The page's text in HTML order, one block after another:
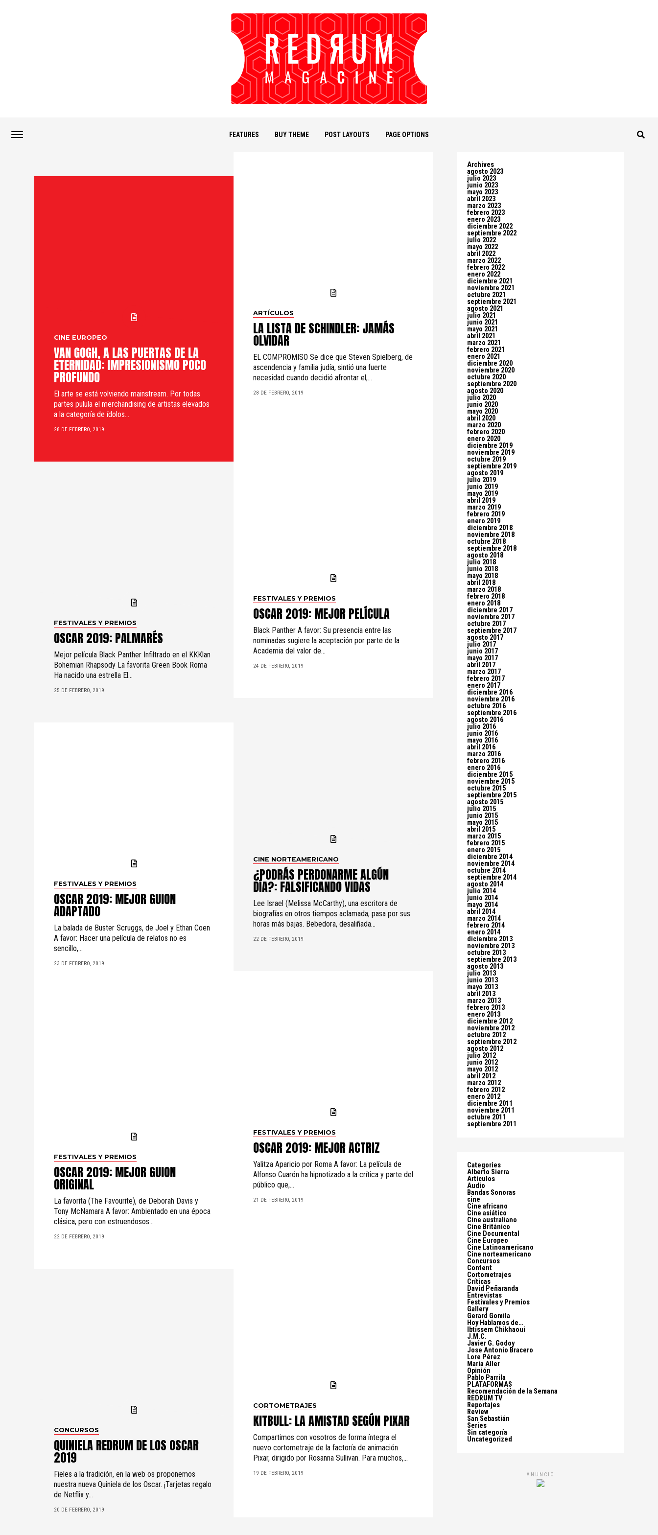
FEATURES BUY THEME POST LAYOUTS PAGE OPTIONS
CINE EUROPEO
VAN GOGH, A LAS PUERTAS DE LA
ETERNIDAD: IMPRESIONISMO POCO
PROFUNDO
El arte se está volviendo mainstream. Por todas
partes pulula el merchandising de artistas elevados
a la categoría de ídolos...
28 DE FEBRERO, 2019
ARTÍCULOS
LA LISTA DE SCHINDLER: JAMÁS
OLVIDAR
EL COMPROMISO Se dice que Steven Spielberg, de
ascendencia y familia judía, sintió una fuerte
necesidad cuando decidió afrontar el,...
28 DE FEBRERO, 2019
FESTIVALES Y PREMIOS
OSCAR 2019: PALMARÉS
Mejor película Black Panther Infiltrado en el KKKlan
Bohemian Rhapsody La favorita Green Book Roma
Ha nacido una estrella El...
25 DE FEBRERO, 2019
FESTIVALES Y PREMIOS
OSCAR 2019: MEJOR PELÍCULA
Black Panther A favor: Su presencia entre las
nominadas sugiere la aceptación por parte de la
Academia del valor de...
24 DE FEBRERO, 2019
FESTIVALES Y PREMIOS
OSCAR 2019: MEJOR GUION
ADAPTADO
La balada de Buster Scruggs, de Joel y Ethan Coen
A favor: Hacer una película de relatos no es
sencillo,...
23 DE FEBRERO, 2019
CINE NORTEAMERICANO
¿PODRÁS PERDONARME ALGÚN
DÍA?: FALSIFICANDO VIDAS
Lee Israel (Melissa McCarthy), una escritora de
biografías en otros tiempos aclamada, pasa por sus
horas más bajas. Bebedora, desaliñada...
22 DE FEBRERO, 2019
FESTIVALES Y PREMIOS
OSCAR 2019: MEJOR GUION
ORIGINAL
La favorita (The Favourite), de Deborah Davis y
Tony McNamara A favor: Ambientado en una época
clásica, pero con estruendosos...
22 DE FEBRERO, 2019
FESTIVALES Y PREMIOS
OSCAR 2019: MEJOR ACTRIZ
Yalitza Aparicio por Roma A favor: La película de
Alfonso Cuarón ha hipnotizado a la crítica y parte del
público que,...
21 DE FEBRERO, 2019
CONCURSOS
QUINIELA REDRUM DE LOS OSCAR
2019
Fieles a la tradición, en la web os proponemos
nuestra nueva Quiniela de los Oscar. ¡Tarjetas regalo
de Netflix y...
20 DE FEBRERO, 2019
CORTOMETRAJES
KITBULL: LA AMISTAD SEGÚN PIXAR
Compartimos con vosotros de forma íntegra el
nuevo cortometraje de la factoría de animación
Pixar, dirigido por Rosanna Sullivan. Para muchos,...
19 DE FEBRERO, 2019
Archives
agosto 2023
julio 2023
junio 2023
mayo 2023
abril 2023
marzo 2023
febrero 2023
enero 2023
diciembre 2022
septiembre 2022
julio 2022
mayo 2022
abril 2022
marzo 2022
febrero 2022
enero 2022
diciembre 2021
noviembre 2021
octubre 2021
septiembre 2021
agosto 2021
julio 2021
junio 2021
mayo 2021
abril 2021
marzo 2021
febrero 2021
enero 2021
diciembre 2020
noviembre 2020
octubre 2020
septiembre 2020
agosto 2020
julio 2020
junio 2020
mayo 2020
abril 2020
marzo 2020
febrero 2020
enero 2020
diciembre 2019
noviembre 2019
octubre 2019
septiembre 2019
agosto 2019
julio 2019
junio 2019
mayo 2019
abril 2019
marzo 2019
febrero 2019
enero 2019
diciembre 2018
noviembre 2018
octubre 2018
septiembre 2018
agosto 2018
julio 2018
junio 2018
mayo 2018
abril 2018
marzo 2018
febrero 2018
enero 2018
diciembre 2017
noviembre 2017
octubre 2017
septiembre 2017
agosto 2017
julio 2017
junio 2017
mayo 2017
abril 2017
marzo 2017
febrero 2017
enero 2017
diciembre 2016
noviembre 2016
octubre 2016
septiembre 2016
agosto 2016
julio 2016
junio 2016
mayo 2016
abril 2016
marzo 2016
febrero 2016
enero 2016
diciembre 2015
noviembre 2015
octubre 2015
septiembre 2015
agosto 2015
julio 2015
junio 2015
mayo 2015
abril 2015
marzo 2015
febrero 2015
enero 2015
diciembre 2014
noviembre 2014
octubre 2014
septiembre 2014
agosto 2014
julio 2014
junio 2014
mayo 2014
abril 2014
marzo 2014
febrero 2014
enero 2014
diciembre 2013
noviembre 2013
octubre 2013
septiembre 2013
agosto 2013
julio 2013
junio 2013
mayo 2013
abril 2013
marzo 2013
febrero 2013
enero 2013
diciembre 2012
noviembre 2012
octubre 2012
septiembre 2012
agosto 2012
julio 2012
junio 2012
mayo 2012
abril 2012
marzo 2012
febrero 2012
enero 2012
diciembre 2011
noviembre 2011
octubre 2011
septiembre 2011
Categories
Alberto Sierra
Artículos
Audio
Bandas Sonoras
cine
Cine africano
Cine asiático
Cine australiano
Cine Británico
Cine Documental
Cine Europeo
Cine Latinoamericano
Cine norteamericano
Concursos
Content
Cortometrajes
Críticas
David Peñaranda
Entrevistas
Festivales y Premios
Gallery
Gerard Gomila
Hoy Hablamos de…
Ibtissem Chikhaoui
J.M.C.
Javier G. Godoy
Jose Antonio Bracero
Lore Pérez
María Aller
Opinión
Pablo Parrila
PLATAFORMAS
Recomendación de la Semana
REDRUM TV
Reportajes
Review
San Sebastián
Series
Sin categoría
Uncategorized
ANUNCIO